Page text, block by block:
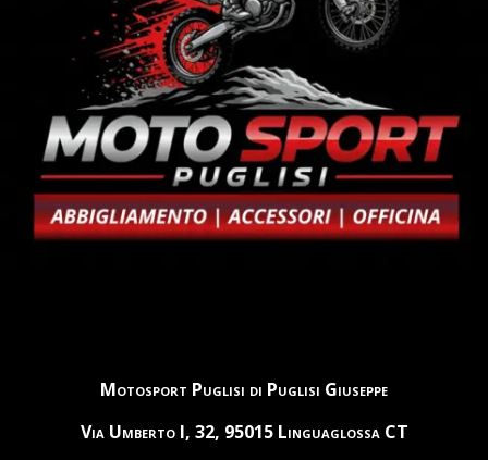
Motosport Puglisi di Puglisi Giuseppe
Via Umberto I, 32, 95015 Linguaglossa CT